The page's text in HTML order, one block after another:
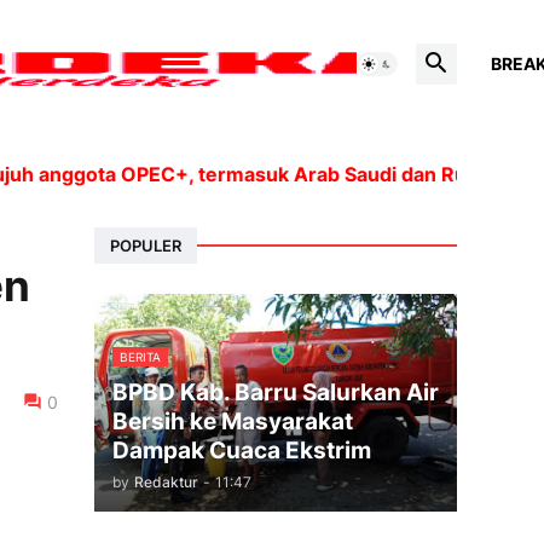
OPEC+, termasuk Arab Saudi dan Rusia, akan
0
POPULER
BERITA
BPBD Kab. Barru Salurkan Air
Bersih ke Masyarakat
Dampak Cuaca Ekstrim
by Redaktur - 11:47